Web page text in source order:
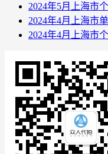
2024年5月上海市
2024年4月上海市
2024年4月上海市